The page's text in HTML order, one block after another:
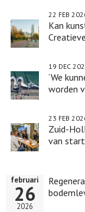
Kan
22 FEB
‘We
worden
19 DEC
Zuid-
van start
23 FEB
februari
26
2026